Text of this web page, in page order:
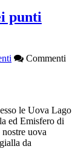
punti
Commenti
le Uova Lago
ed Emisfero di
uova
da